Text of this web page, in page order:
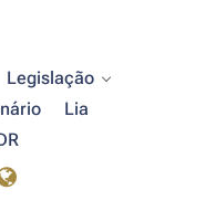
Legislação
Lia